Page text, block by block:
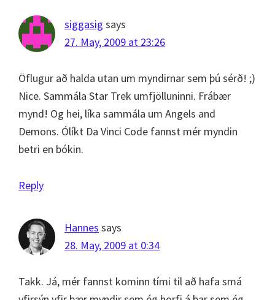
siggasig says
27. May, 2009 at 23:26
Öflugur að halda utan um myndirnar sem þú sérð! ;)
Nice. Sammála Star Trek umfjölluninni. Frábær
mynd! Og hei, líka sammála um Angels and
Demons. Ólíkt Da Vinci Code fannst mér myndin
betri en bókin.
Reply
Hannes says
28. May, 2009 at 0:34
Takk. Já, mér fannst kominn tími til að hafa smá